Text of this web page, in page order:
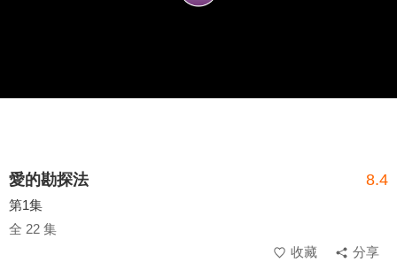
愛的勘探法 8.4
第1集
全 22 集
收藏
分享